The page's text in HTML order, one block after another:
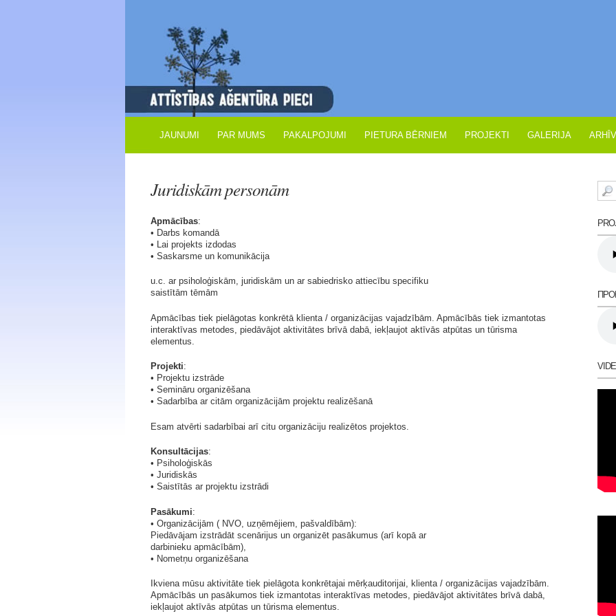
JAUNUMI PAR MUMS PAKALPOJUMI PIETURA BĒRNIEM PROJEKTI GALERIJA
Juridiskām personām
Apmācības:
• Darbs komandā
• Lai projekts izdodas
• Saskarsme un komunikācija
u.c. ar psiholoģiskām, juridiskām un ar sabiedrisko attiecību specifiku
saistītām tēmām
Apmācības tiek pielāgotas konkrētā klienta / organizācijas vajadzībām. Apmācībās tiek izmantotas
interaktīvas metodes, piedāvājot aktivitātes brīvā dabā, iekļaujot aktīvās atpūtas un tūrisma
elementus.
Projekti:
• Projektu izstrāde
• Semināru organizēšana
• Sadarbība ar citām organizācijām projektu realizēšanā
Esam atvērti sadarbībai arī citu organizāciju realizētos projektos.
Konsultācijas:
• Psiholoģiskās
• Juridiskās
• Saistītās ar projektu izstrādi
Pasākumi:
• Organizācijām ( NVO, uzņēmējiem, pašvaldībām):
Piedāvājam izstrādāt scenārijus un organizēt pasākumus (arī kopā ar
darbinieku apmācībām),
• Nometņu organizēšana
Ikviena mūsu aktivitāte tiek pielāgota konkrētajai mērķauditorijai, klienta / organizācijas vajadzībām.
Apmācībās un pasākumos tiek izmantotas interaktīvas metodes, piedāvājot aktivitātes brīvā dabā,
iekļaujot aktīvās atpūtas un tūrisma elementus.